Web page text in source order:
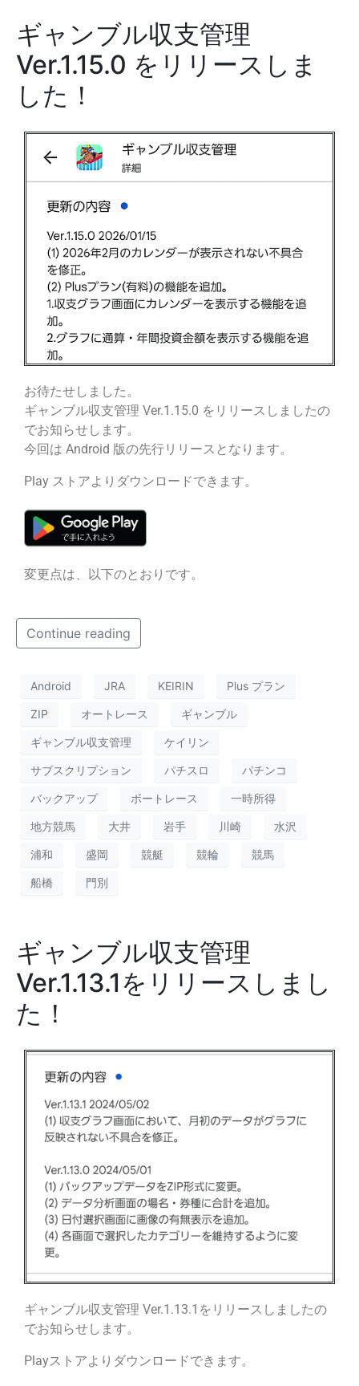
ギャンブル収支管理
Ver.1.15.0 をリリースしま
した！
お待たせしました。
ギャンブル収支管理 Ver.1.15.0 をリリースしましたの
でお知らせします。
今回は Android 版の先行リリースとなります。
Play ストアよりダウンロードできます。
変更点は、以下のとおりです。
Continue reading
Android JRA KEIRIN Plus プラン
ZIP オートレース ギャンブル
ギャンブル収支管理 ケイリン
サブスクリプション パチスロ パチンコ
バックアップ ボートレース 一時所得
地方競馬 大井 岩手 川崎 水沢
浦和 盛岡 競艇 競輪 競馬
船橋 門別
ギャンブル収支管理
Ver.1.13.1をリリースしまし
た！
ギャンブル収支管理 Ver.1.13.1をリリースしましたの
でお知らせします。
Playストアよりダウンロードできます。